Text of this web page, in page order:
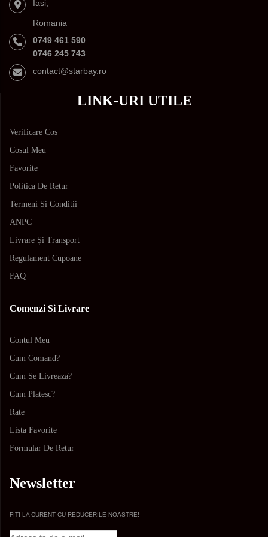
Iasi,
Romania
0749 461 590
0746 245 743
contact@starbay.ro
LINK-URI UTILE
Verificare Cos
Cosul Meu
Favorite
Politica De Retur
Termeni Si Conditii
ANPC
Livrare Și Transport
Regulament Cupoane
FAQ
Comenzi Si Livrare
Contul Meu
Cum Comand?
Cum Se Livreaza?
Cum Platesc?
Rate
Lista Favorite
Formular De Retur
Newsletter
FITI LA CURENT CU REDUCERILE NOASTRE!